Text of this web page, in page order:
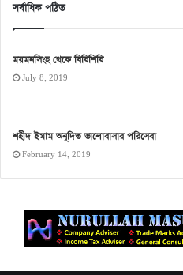
সর্বাধিক পঠিত
ময়মনসিংহ থেকে বিরিশিরি
July 8, 2019
শহীদ ইমাম অনূদিত ভালোবাসার পরিসেবা
February 14, 2019